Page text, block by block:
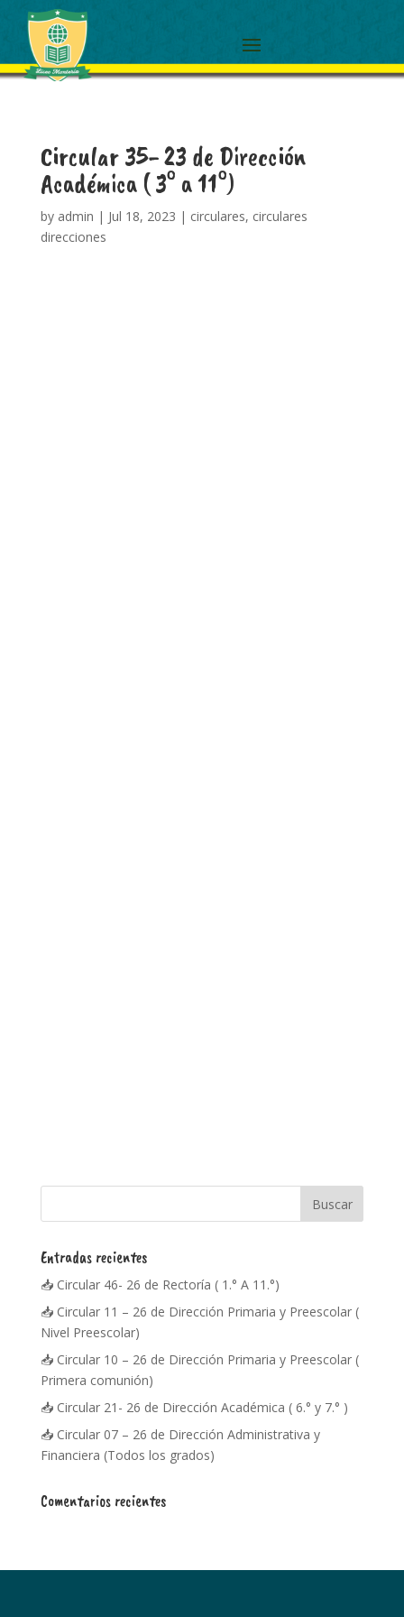
Circular 35- 23 de Dirección
Académica ( 3° a 11°)
by admin | Jul 18, 2023 | circulares, circulares
direcciones
Entradas recientes
📥 Circular 46- 26 de Rectoría ( 1.° A 11.°)
📥 Circular 11 – 26 de Dirección Primaria y Preescolar (
Nivel Preescolar)
📥 Circular 10 – 26 de Dirección Primaria y Preescolar (
Primera comunión)
📥 Circular 21- 26 de Dirección Académica ( 6.° y 7.° )
📥 Circular 07 – 26 de Dirección Administrativa y
Financiera (Todos los grados)
Comentarios recientes